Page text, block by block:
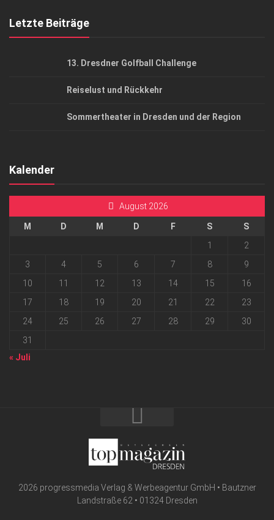
Letzte Beiträge
13. Dresdner Golfball Challenge
Reiselust und Rückkehr
Sommertheater in Dresden und der Region
Kalender
August 2026
M D M D F S
S
1
2
3
4 5 6 7 8
9
10
11 12 13 14 15
16
17
18 19 20 21 22
23
24
25 26 27 28 29
30
31
« Juli
2026 progressmedia Verlag & Werbeagentur GmbH • Bautzner
Landstraße 62 • 01324 Dresden